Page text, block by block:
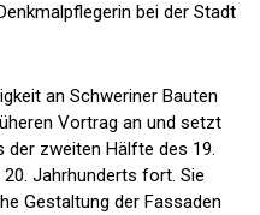
bei der Stadt
an Schweriner Bauten
Vortrag an und setzt
der zweiten Hälfte des 19.
Jahrhunderts fort. Sie
Gestaltung der Fassaden